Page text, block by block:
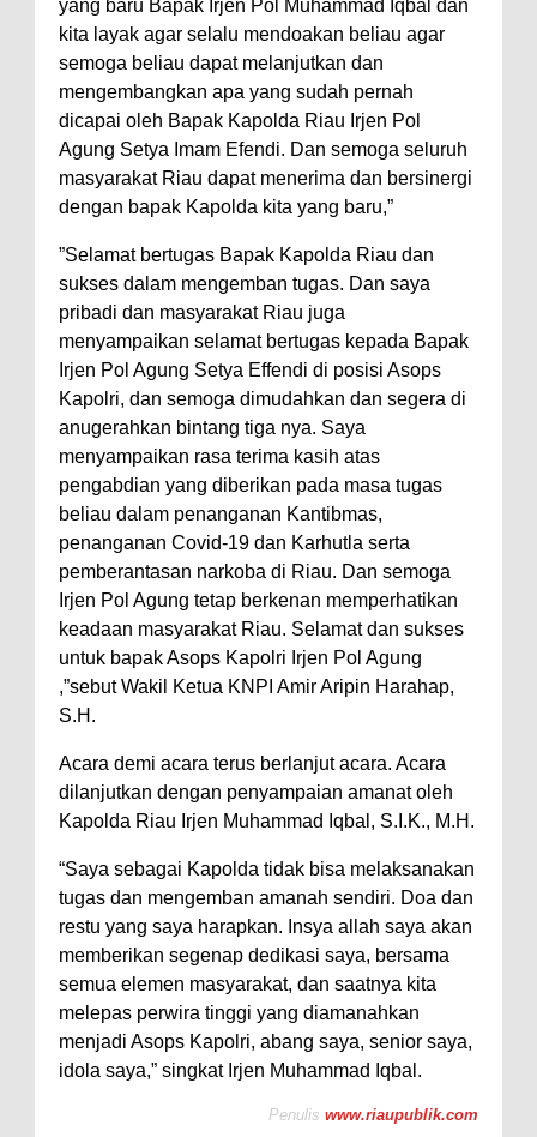
yang baru Bapak Irjen Pol Muhammad Iqbal dan
kita layak agar selalu mendoakan beliau agar
semoga beliau dapat melanjutkan dan
mengembangkan apa yang sudah pernah
dicapai oleh Bapak Kapolda Riau Irjen Pol
Agung Setya Imam Efendi. Dan semoga seluruh
masyarakat Riau dapat menerima dan bersinergi
dengan bapak Kapolda kita yang baru,”
”Selamat bertugas Bapak Kapolda Riau dan
sukses dalam mengemban tugas. Dan saya
pribadi dan masyarakat Riau juga
menyampaikan selamat bertugas kepada Bapak
Irjen Pol Agung Setya Effendi di posisi Asops
Kapolri, dan semoga dimudahkan dan segera di
anugerahkan bintang tiga nya. Saya
menyampaikan rasa terima kasih atas
pengabdian yang diberikan pada masa tugas
beliau dalam penanganan Kantibmas,
penanganan Covid-19 dan Karhutla serta
pemberantasan narkoba di Riau. Dan semoga
Irjen Pol Agung tetap berkenan memperhatikan
keadaan masyarakat Riau. Selamat dan sukses
untuk bapak Asops Kapolri Irjen Pol Agung
,”sebut Wakil Ketua KNPI Amir Aripin Harahap,
S.H.
Acara demi acara terus berlanjut acara. Acara
dilanjutkan dengan penyampaian amanat oleh
Kapolda Riau Irjen Muhammad Iqbal, S.I.K., M.H.
“Saya sebagai Kapolda tidak bisa melaksanakan
tugas dan mengemban amanah sendiri. Doa dan
restu yang saya harapkan. Insya allah saya akan
memberikan segenap dedikasi saya, bersama
semua elemen masyarakat, dan saatnya kita
melepas perwira tinggi yang diamanahkan
menjadi Asops Kapolri, abang saya, senior saya,
idola saya,” singkat Irjen Muhammad Iqbal.
Penulis www.riaupublik.com